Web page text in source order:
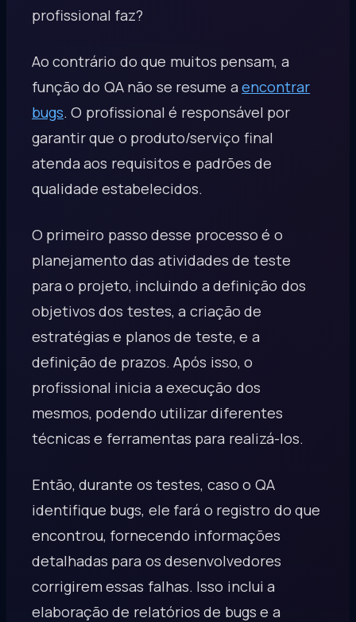
profissional faz?
Ao contrário do que muitos pensam, a
função do QA não se resume aencontrar
bugs. O profissional é responsável por
garantir que o produto/serviço final
atenda aos requisitos e padrões de
qualidade estabelecidos.
O primeiro passo desse processo é o
planejamento das atividades de teste
para o projeto, incluindo a definição dos
objetivos dos testes, a criação de
estratégias e planos de teste, e a
definição de prazos. Após isso, o
profissional inicia a execução dos
mesmos, podendo utilizar diferentes
técnicas e ferramentas para realizá-los.
Então, durante os testes, caso o QA
identifique bugs, ele fará o registro do que
encontrou, fornecendo informações
detalhadas para os desenvolvedores
corrigirem essas falhas. Isso inclui a
elaboração de relatórios de bugs e a